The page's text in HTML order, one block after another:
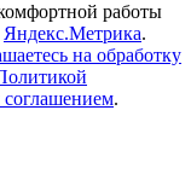
работы
Яндекс.Метрика.
на обработку
соглашением.